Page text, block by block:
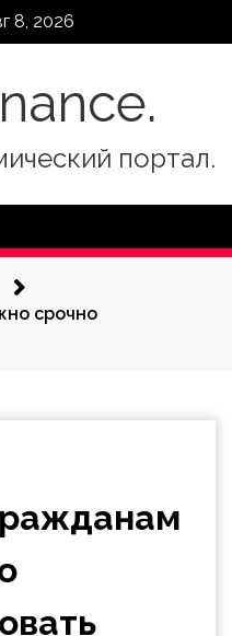
8, 2026
портал.
срочно